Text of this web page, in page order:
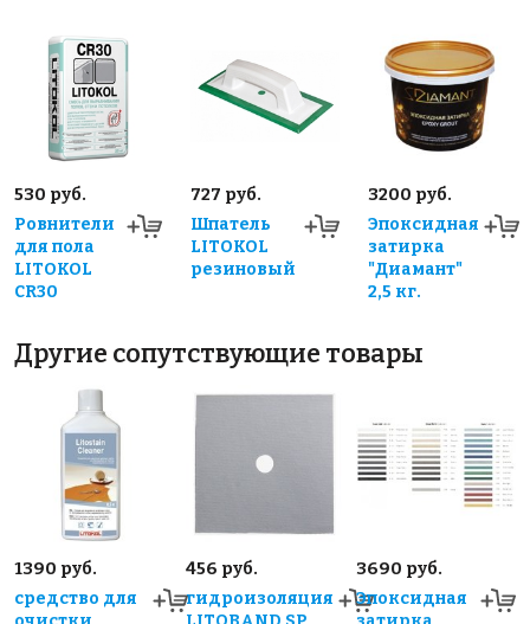
530 руб.
Ровнители
для пола
LITOKOL
CR30
727 руб.
Шпатель
LITOKOL
резиновый
3200 руб.
Эпоксидная
затирка
"Диамант"
2,5 кг.
Другие сопутствующие товары
1390 руб.
средство для
456 руб.
гидроизоляция
3690 руб.
Эпоксидная